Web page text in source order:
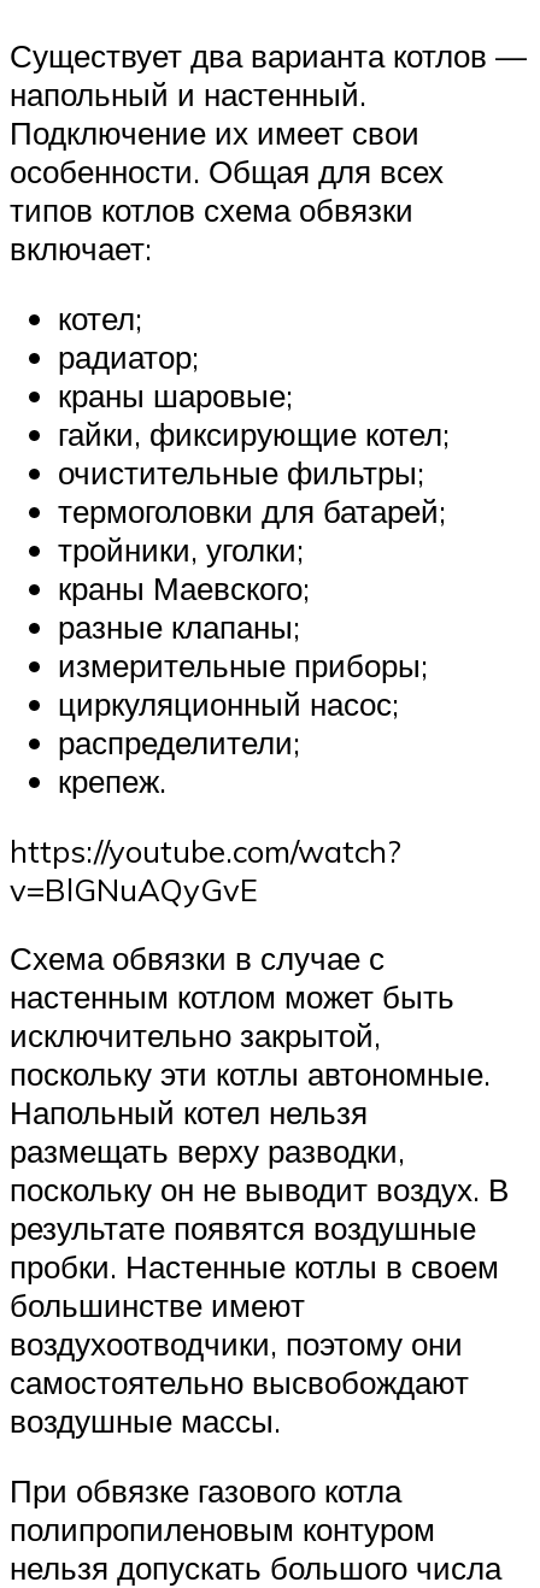
Существует два варианта котлов —
напольный и настенный.
Подключение их имеет свои
особенности. Общая для всех
типов котлов схема обвязки
включает:
котел;
радиатор;
краны шаровые;
гайки, фиксирующие котел;
очистительные фильтры;
термоголовки для батарей;
тройники, уголки;
краны Маевского;
разные клапаны;
измерительные приборы;
циркуляционный насос;
распределители;
крепеж.
https://youtube.com/watch?
v=BlGNuAQyGvE
Схема обвязки в случае с
настенным котлом может быть
исключительно закрытой,
поскольку эти котлы автономные.
Напольный котел нельзя
размещать верху разводки,
поскольку он не выводит воздух. В
результате появятся воздушные
пробки. Настенные котлы в своем
большинстве имеют
воздухоотводчики, поэтому они
самостоятельно высвобождают
воздушные массы.
При обвязке газового котла
полипропиленовым контуром
нельзя допускать большого числа